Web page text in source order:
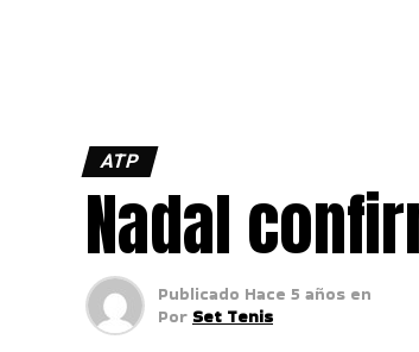
ATP
Nadal
Publicado Hace 5 años en
Por Set Tenis